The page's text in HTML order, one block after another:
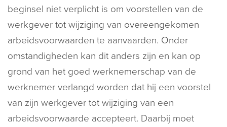
beginsel niet verplicht is om voorstellen van de
werkgever tot wijziging van overeengekomen
arbeidsvoorwaarden te aanvaarden. Onder
omstandigheden kan dit anders zijn en kan op
grond van het goed werknemerschap van de
werknemer verlangd worden dat hij een voorstel
van zijn werkgever tot wijziging van een
arbeidsvoorwaarde accepteert. Daarbij moet